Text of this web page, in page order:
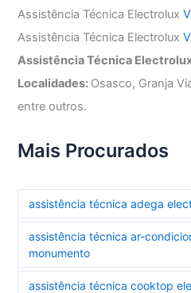
Assistência Técnica Electrolux
Assistência Técnica Electrolux
Assistência Técnica
Localidades: Osasco, Granja
entre outros.
Mais Procurados
assistência técnica adega
assistência técnica ar-
monumento
assistência técnica cooktop